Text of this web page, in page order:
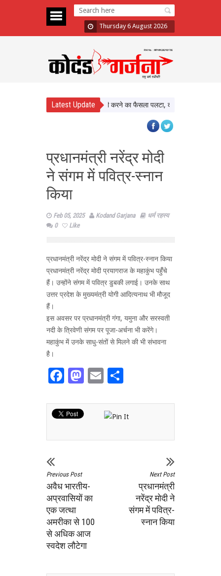
Thursday 6 August 2026
Latest Update
Case: Bombay HC ने बरी करने का फैसला पलटा, दोषी करार
प्रधानमंत्री नरेंद्र मोदी
ने संगम में पवित्र-स्नान
किया
Feb 05, 2025 Kodand Garjana
धर्म रहस्य
0
Like
प्रधानमंत्री नरेंद्र मोदी ने संगम में पवित्र-स्नान किया
प्रधानमंत्री नरेंद्र मोदी प्रयागराज के महाकुंभ पहुंँचे
हैं। उन्होंने संगम में पवित्र डुबकी लगाई। उनके साथ
उत्तर प्रदेश के मुख्यमंत्री योगी आदित्यनाथ भी मौजूद
हैं।
इस अवसर पर प्रधानमंत्री गंगा, यमुना और सरस्वती
नदी के त्रिवेणी संगम पर पूजा-अर्चना भी करेंगे।
महाकुंभ में उनके साधु-संतों से मिलने की भी संभावना
है।
Facebook
Mastodon
Email
Previous Post
अवैध भारतीय-
अप्रवासियों का
एक जत्‍था
अमरीका से 100
से अधिक आज
स्‍वदेश लौटेगा
Next Post
प्रधानमंत्री
नरेंद्र मोदी ने
संगम में पवित्र-
स्नान किया